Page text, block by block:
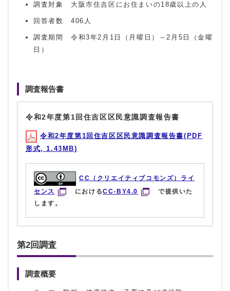
調査対象 大阪市住吉区にお住まいの18歳以上の人
回答者数 406人
調査期間 令和3年2月1日（月曜日）～2月5日（金曜
日）
調査報告書
令和2年度第1回住吉区区民意識調査報告書
令和2年度第1回住吉区区民意識調査報告書(PDF
形式, 1.43MB)
CC（クリエイティブコモンズ）ライ
センス
におけるCC-BY4.0
で提供いた
します。
第2回調査
調査概要